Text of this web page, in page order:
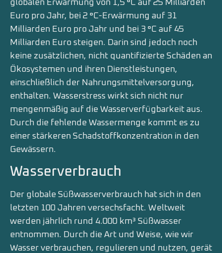
globalen Erwärmung von 1,5 °C auf 25 Milliarden
Euro pro Jahr, bei 2 °C-Erwärmung auf 31
Milliarden Euro pro Jahr und bei 3 °C auf 45
Milliarden Euro steigen. Darin sind jedoch noch
keine zusätzlichen, nicht quantifizierte Schäden an
Öko­systemen und ihren Dienstleistungen,
einschließlich der Nahrungsmittelversorgung,
enthalten. Wasserstress wirkt sich nicht nur
mengenmäßig auf die Wasserverfügbarkeit aus.
Durch die fehlende Wassermenge kommt es zu
einer stärkeren Schadstoffkonzentration in den
Gewässern.
Wasserverbrauch
Der globale Süßwasserverbrauch hat sich in den
letzten 100 Jahren versechsfacht. Weltweit
werden jährlich rund 4.000 km³ Süßwasser
entnommen. Durch die Art und Weise, wie wir
Wasser verbrauchen, regulieren und nutzen, gerät